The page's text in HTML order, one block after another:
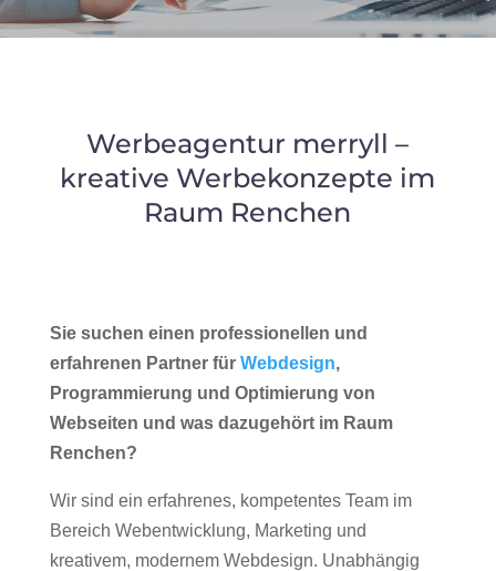
Werbeagentur merryll –
kreative Werbekonzepte im
Raum Renchen
Sie suchen einen professionellen und
erfahrenen Partner für Webdesign,
Programmierung und Optimierung von
Webseiten und was dazugehört im Raum
Renchen?
Wir sind ein erfahrenes, kompetentes Team im
Bereich Webentwicklung, Marketing und
kreativem, modernem Webdesign. Unabhängig